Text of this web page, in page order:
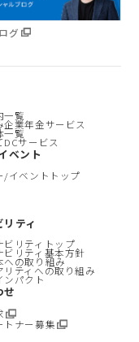
グ
一覧
企業年金サービス
一覧
DCサービス
ベント
/イベントトップ
ティ
ビリティトップ
ビリティ基本方針
への取り組み
リティへの取り組み
ンパクト
せ
トナー募集